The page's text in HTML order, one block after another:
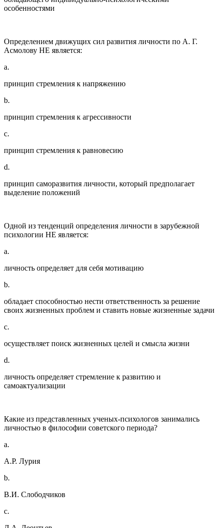
особенностями
Определением движущих сил развития личности по А. Г.
Асмолову НЕ является:
a.
принцип стремления к напряжению
b.
принцип стремления к агрессивности
c.
принцип стремления к равновесию
d.
принцип саморазвития личности, который предполагает
выделение положений
Одной из тенденций определения личности в зарубежной
психологии НЕ является:
a.
личность определяет для себя мотивацию
b.
обладает способностью нести ответственность за решение
своих жизненных проблем и ставить новые жизненные задачи
c.
осуществляет поиск жизненных целей и смысла жизни
d.
личность определяет стремление к развитию и
самоактуализации
Какие из представленных ученых-психологов занимались
личностью в философии советского периода?
a.
А.Р. Лурия
b.
В.И. Слободчиков
c.